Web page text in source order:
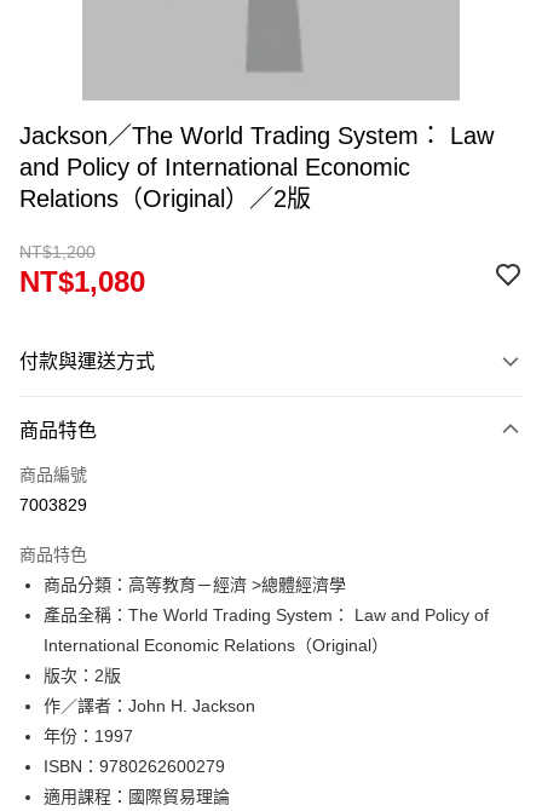
Jackson／The World Trading System： Law
and Policy of International Economic
Relations（Original）／2版
NT$1,200
NT$1,080
付款與運送方式
信用卡一次付款
超商取貨付款
Google Pay
ATM付款
運送方式
付款後全家取貨
商品特色
商品編號
7003829
商品特色
商品分類：高等教育－經濟 >總體經濟學
產品全稱：The World Trading System： Law and Policy of
International Economic Relations（Original）
版次：2版
作／譯者：John H. Jackson
年份：1997
ISBN：9780262600279
適用課程：國際貿易理論